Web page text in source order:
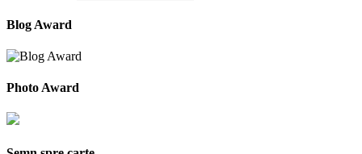
Blog Award
Photo Award